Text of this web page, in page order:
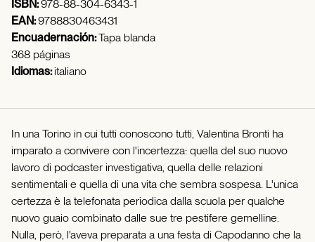
ISBN:978-88-304-6343-1
EAN:9788830463431
Encuadernación:Tapa blanda
368 páginas
Idiomas:italiano
In una Torino in cui tutti conoscono tutti, Valentina Bronti ha
imparato a convivere con l'incertezza: quella del suo nuovo
lavoro di podcaster investigativa, quella delle relazioni
sentimentali e quella di una vita che sembra sospesa. L'unica
certezza è la telefonata periodica dalla scuola per qualche
nuovo guaio combinato dalle sue tre pestifere gemelline.
Nulla, però, l'aveva preparata a una festa di Capodanno che la